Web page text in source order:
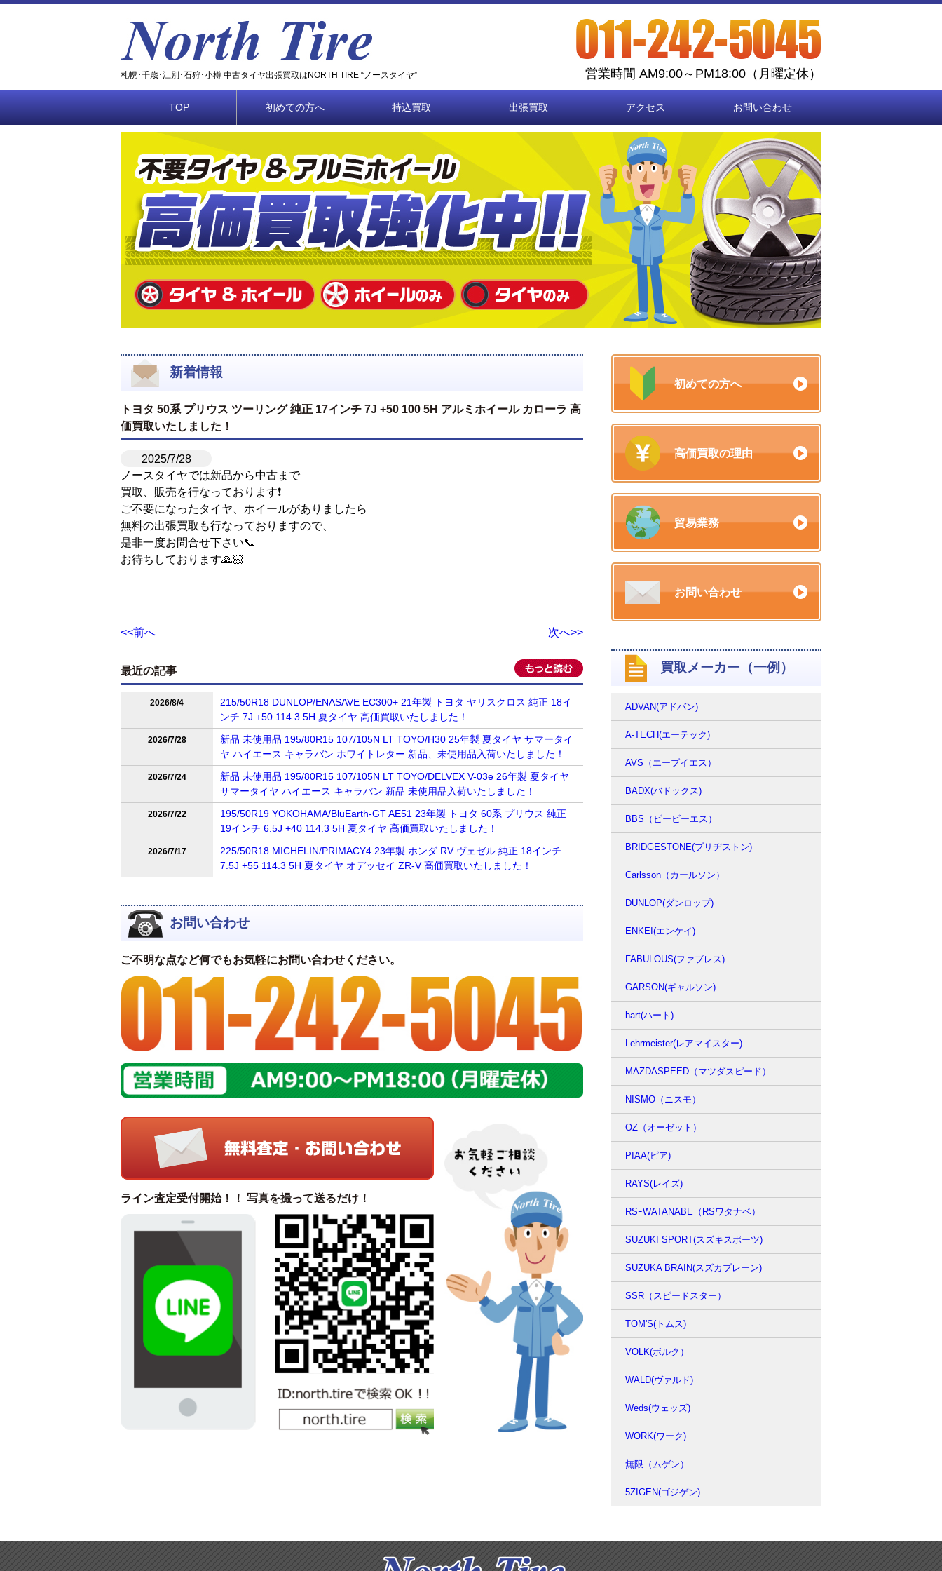
札幌･千歳･江別･石狩･小樽 中古タイヤ出張買取はNORTH TIRE “ノースタイヤ” 営業時間 AM9:00～PM18:00（月曜定休）
TOP 初めての方へ 持込買取 出張買取 アクセス お問い合わせ
新着情報
トヨタ 50系 プリウス ツーリング 純正 17インチ 7J +50 100 5H アルミホイール カローラ 高
価買取いたしました！
2025/7/28
ノースタイヤでは新品から中古まで
買取、販売を行なっております❗️
ご不要になったタイヤ、ホイールがありましたら
無料の出張買取も行なっておりますので、
是非一度お問合せ下さい📞
お待ちしております🙏🏻
<<前へ 次へ>>
最近の記事
2026/8/4
215/50R18 DUNLOP/ENASAVE EC300+ 21年製 トヨタ ヤリスクロス 純正 18イ
ンチ 7J +50 114.3 5H 夏タイヤ 高価買取いたしました！
2026/7/28
新品 未使用品 195/80R15 107/105N LT TOYO/H30 25年製 夏タイヤ サマータイ
ヤ ハイエース キャラバン ホワイトレター 新品、未使用品入荷いたしました！
2026/7/24
新品 未使用品 195/80R15 107/105N LT TOYO/DELVEX V-03e 26年製 夏タイヤ
サマータイヤ ハイエース キャラバン 新品 未使用品入荷いたしました！
2026/7/22
195/50R19 YOKOHAMA/BluEarth-GT AE51 23年製 トヨタ 60系 プリウス 純正
19インチ 6.5J +40 114.3 5H 夏タイヤ 高価買取いたしました！
2026/7/17
225/50R18 MICHELIN/PRIMACY4 23年製 ホンダ RV ヴェゼル 純正 18インチ
7.5J +55 114.3 5H 夏タイヤ オデッセイ ZR-V 高価買取いたしました！
お問い合わせ
ご不明な点など何でもお気軽にお問い合わせください。
ライン査定受付開始！！ 写真を撮って送るだけ！
初めての方へ
高価買取の理由
貿易業務
お問い合わせ
買取メーカー（一例）
ADVAN(アドバン)
A-TECH(エーテック)
AVS（エーブイエス）
BADX(バドックス)
BBS（ビービーエス）
BRIDGESTONE(ブリヂストン)
Carlsson（カールソン）
DUNLOP(ダンロップ)
ENKEI(エンケイ)
FABULOUS(ファブレス)
GARSON(ギャルソン)
hart(ハート)
Lehrmeister(レアマイスター)
MAZDASPEED（マツダスピード）
NISMO（ニスモ）
OZ（オーゼット）
PIAA(ピア)
RAYS(レイズ)
RSｰWATANABE（RSワタナベ）
SUZUKI SPORT(スズキスポーツ)
SUZUKA BRAIN(スズカブレーン)
SSR（スピードスター）
TOM'S(トムス)
VOLK(ボルク）
WALD(ヴァルド)
Weds(ウェッズ)
WORK(ワーク)
無限（ムゲン）
5ZIGEN(ゴジゲン)